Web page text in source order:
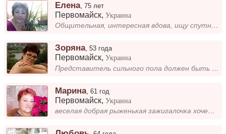
Елена,75 лет
Первомайск,Украина
Общительная, интересная вдова, ищу спутника для жизни. Верю что и 60 можно быть счастливой!
Зоряна,53 года
Первомайск,Украина
Представитель сильного пола должен быть сильным и состоявшимся во всех отношениях.
Марина,61 год
Первомайск,Украина
веселая добрая рыженькая зажигалочка хочет найти себе друга мужа любовника в одном лице жду тебя сонечко...